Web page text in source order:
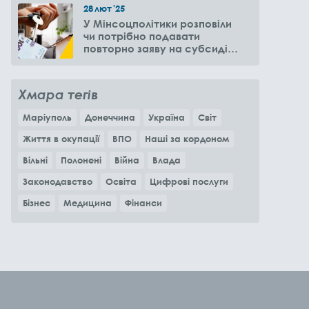
28лют'25
У Мінсоцполітики розповіли
чи потрібно подавати
повторно заяву на субсидію
Хмара тегів
Маріуполь Донеччина Україна
Світ
Життя в окупації
ВПО
Наші за кордоном
Вільні
Полонені Війна
Влада
Законодавство
Освіта
Цифрові послуги
Бізнес
Медицина Фінанси